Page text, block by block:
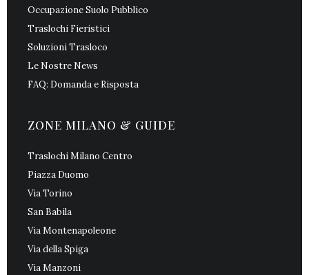
Occupazione Suolo Pubblico
Traslochi Fieristici
Soluzioni Trasloco
Le Nostre News
FAQ: Domanda e Risposta
ZONE MILANO & GUIDE
Traslochi Milano Centro
Piazza Duomo
Via Torino
San Babila
Via Montenapoleone
Via della Spiga
Via Manzoni